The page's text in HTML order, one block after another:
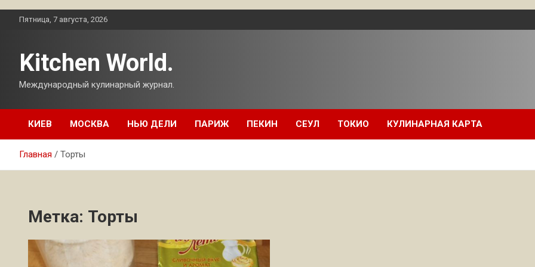
ПерейтиПятница, 7 августа, 2026
Kitchen World.
Международный кулинарный журнал.
КИЕВ МОСКВА НЬЮ ДЕЛИ ПАРИЖ ПЕКИН СЕУЛ ТОКИО КУЛИНАРНАЯ КАРТА
Главная Торты
Метка: Торты